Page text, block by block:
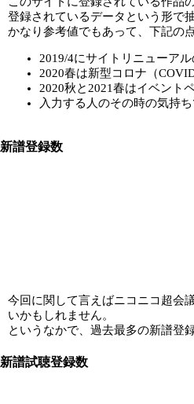
登録されているデータという形で
かなり参考値でもあって、下記の
2019/4にサイトリニューア
2020春は新型コロナ（
2020秋と2021春はイベント
入力する人のその時の気持
新譜登録数
今回に関して言えばニコニコ超会
いかもしれません。
というなかで、過去最多の新譜登
新譜試聴登録数